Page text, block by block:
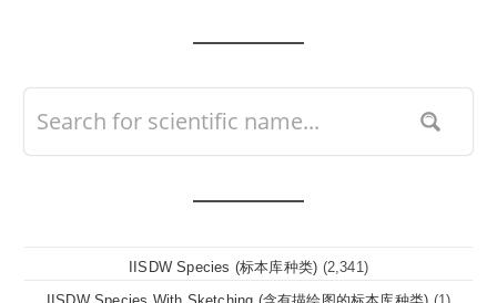
IISDW Species (标本库种类) (2,341)